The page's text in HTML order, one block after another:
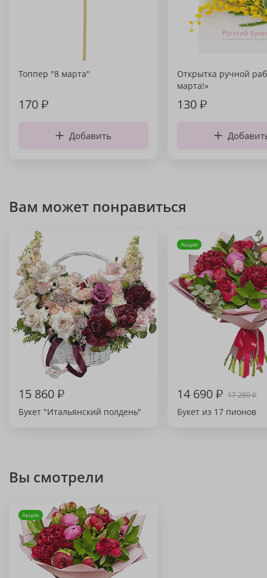
Топпер "8 марта"
170₽
Добавить
Открытка ручной
марта!»
130₽
Вам может понравиться
15 860₽
Букет "Итальянский полдень"
Акция
14 690₽ 17 280₽
Букет из 17 пионов
Вы смотрели
Акция